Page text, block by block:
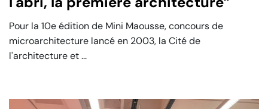
Pour la 10e édition de Mini Maousse, concours de
microarchitecture lancé en 2003, la Cité de
l'architecture et ...